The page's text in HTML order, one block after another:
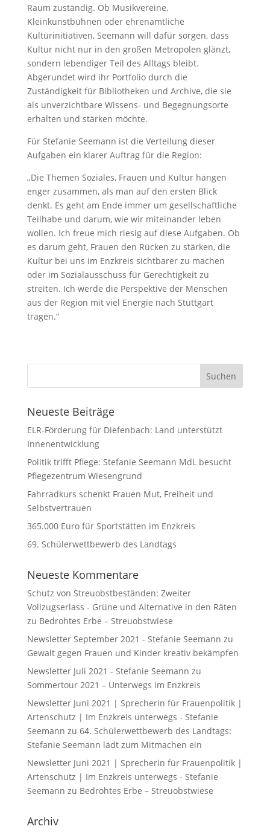
Raum zuständig. Ob Musikvereine,
Kleinkunstbühnen oder ehrenamtliche
Kulturinitiativen, Seemann will dafür sorgen, dass
Kultur nicht nur in den großen Metropolen glänzt,
sondern lebendiger Teil des Alltags bleibt.
Abgerundet wird ihr Portfolio durch die
Zuständigkeit für Bibliotheken und Archive, die sie
als unverzichtbare Wissens- und Begegnungsorte
erhalten und stärken möchte.
Für Stefanie Seemann ist die Verteilung dieser
Aufgaben ein klarer Auftrag für die Region:
„Die Themen Soziales, Frauen und Kultur hängen
enger zusammen, als man auf den ersten Blick
denkt. Es geht am Ende immer um gesellschaftliche
Teilhabe und darum, wie wir miteinander leben
wollen. Ich freue mich riesig auf diese Aufgaben. Ob
es darum geht, Frauen den Rücken zu stärken, die
Kultur bei uns im Enzkreis sichtbarer zu machen
oder im Sozialausschuss für Gerechtigkeit zu
streiten. Ich werde die Perspektive der Menschen
aus der Region mit viel Energie nach Stuttgart
tragen.“
Neueste Beiträge
ELR-Förderung für Diefenbach: Land unterstützt
Innenentwicklung
Politik trifft Pflege: Stefanie Seemann MdL besucht
Pflegezentrum Wiesengrund
Fahrradkurs schenkt Frauen Mut, Freiheit und
Selbstvertrauen
365.000 Euro für Sportstätten im Enzkreis
69. Schülerwettbewerb des Landtags
Neueste Kommentare
Schutz von Streuobstbeständen: Zweiter
Vollzugserlass - Grüne und Alternative in den Räten
zu Bedrohtes Erbe – Streuobstwiese
Newsletter September 2021 - Stefanie Seemann zu
Gewalt gegen Frauen und Kinder kreativ bekämpfen
Newsletter Juli 2021 - Stefanie Seemann zu
Sommertour 2021 – Unterwegs im Enzkreis
Newsletter Juni 2021 | Sprecherin für Frauenpolitik |
Artenschutz | Im Enzkreis unterwegs - Stefanie
Seemann zu 64. Schülerwettbewerb des Landtags:
Stefanie Seemann lädt zum Mitmachen ein
Newsletter Juni 2021 | Sprecherin für Frauenpolitik |
Artenschutz | Im Enzkreis unterwegs - Stefanie
Seemann zu Bedrohtes Erbe – Streuobstwiese
Archiv